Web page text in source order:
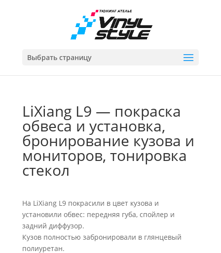
Выбрать страницу
LiXiang L9 — покраска
обвеса и установка,
бронирование кузова и
мониторов, тонировка
стекол
На LiXiang L9 покрасили в цвет кузова и
установили обвес: передняя губа, спойлер и
задний диффузор.
Кузов полностью забронировали в глянцевый
полиуретан.